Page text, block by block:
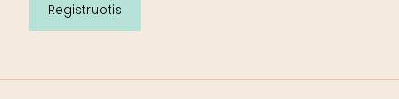
Registruotis